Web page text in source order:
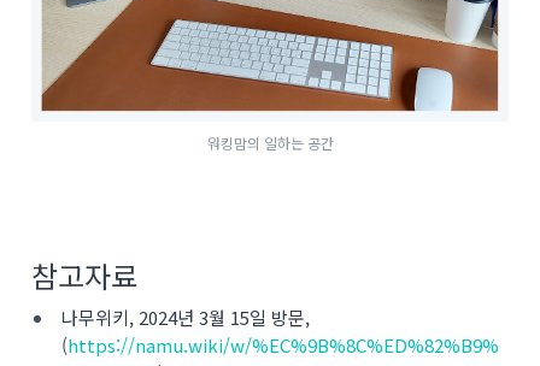
워킹맘의 일하는 공간
참고자료
나무위키, 2024년 3월 15일 방문,
(https://namu.wiki/w/%EC%9B%8C%ED%82%B9%